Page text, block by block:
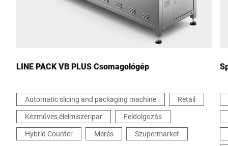
Ezúton megerősítem, hogy elfogadom az adataim
felhasználását a kérelem feldolgozásához. További információk
megtalálhatók azAdatvédelmi nyilatkozatban*
LINE PACK VB PLUS Csomagológép
Automatic slicing and packaging machine
Retail
Kézműves élelmiszeripar
Feldolgozás
Hybrid Counter
Mérés Szupermarket